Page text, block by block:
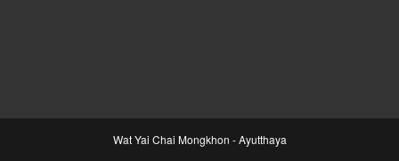
Wat Yai Chai Mongkhon - Ayutthaya